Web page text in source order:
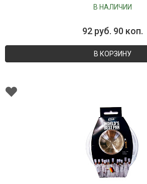
В НАЛИЧИИ
92 руб. 90 коп.
В КОРЗИНУ